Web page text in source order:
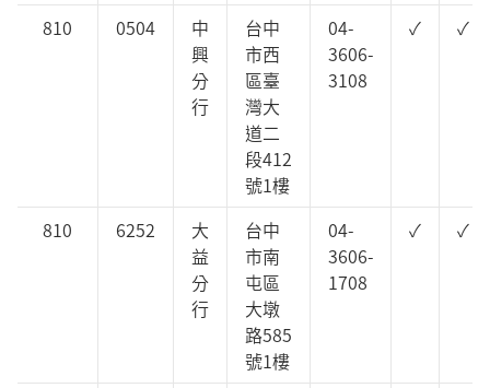
810 0504
中
興
分
行
台中
市西
區臺
灣大
道二
段412
號1樓
04-
3606-
3108
✓ ✓
810 6252
大
益
分
行
台中
市南
屯區
大墩
路585
號1樓
04-
3606-
1708
✓ ✓